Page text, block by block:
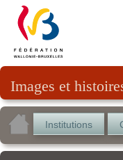
Images et
Institutions